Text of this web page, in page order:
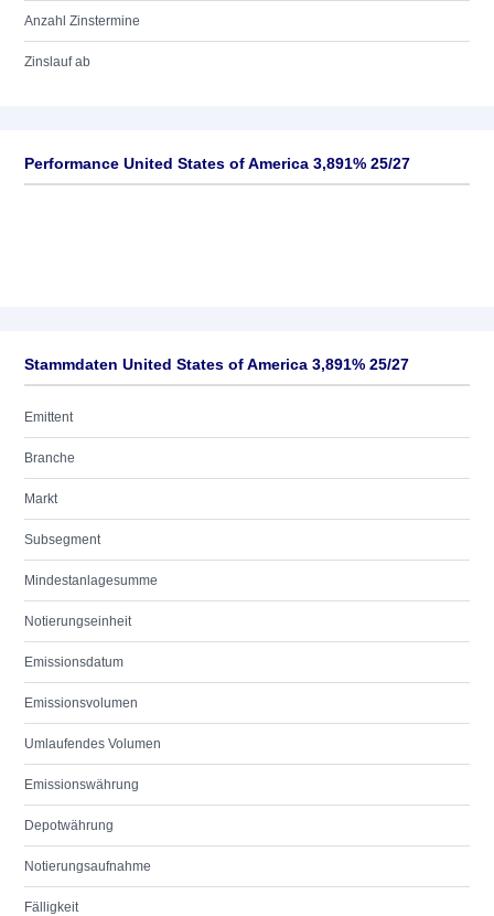
Anzahl Zinstermine
Zinslauf ab
Performance United States of America 3,891% 25/27
Stammdaten United States of America 3,891% 25/27
Emittent
Branche
Markt
Subsegment
Mindestanlagesumme
Notierungseinheit
Emissionsdatum
Emissionsvolumen
Umlaufendes Volumen
Emissionswährung
Depotwährung
Notierungsaufnahme
Fälligkeit